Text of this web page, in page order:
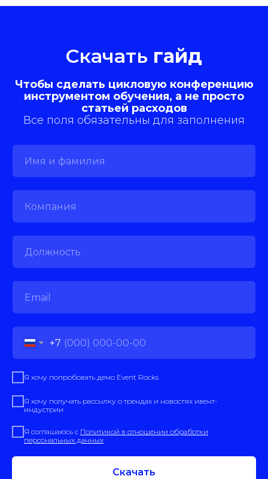
Скачать гайд
Чтобы сделать цикловую конференцию
инструментом обучения, а не просто
статьей расходов
Все поля обязательны для заполнения
+7
Я хочу попробовать демо Event Rocks
Я хочу получать рассылку о трендах и новостях ивент-
индустрии
Я соглашаюсь с Политикой в отношении обработки
персональных данных
Скачать